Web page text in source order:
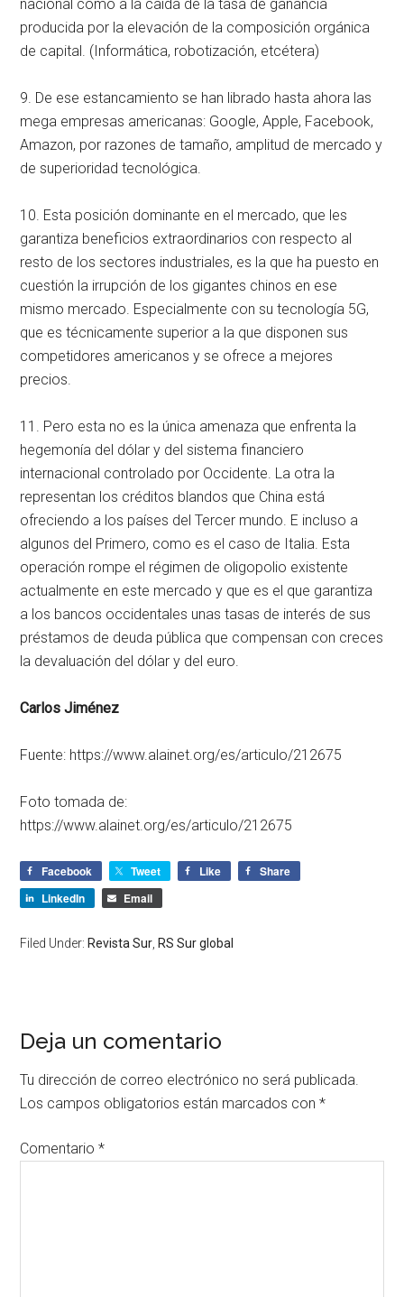
nacional como a la caída de la tasa de ganancia
producida por la elevación de la composición orgánica
de capital. (Informática, robotización, etcétera)
9. De ese estancamiento se han librado hasta ahora las
mega empresas americanas: Google, Apple, Facebook,
Amazon, por razones de tamaño, amplitud de mercado y
de superioridad tecnológica.
10. Esta posición dominante en el mercado, que les
garantiza beneficios extraordinarios con respecto al
resto de los sectores industriales, es la que ha puesto en
cuestión la irrupción de los gigantes chinos en ese
mismo mercado. Especialmente con su tecnología 5G,
que es técnicamente superior a la que disponen sus
competidores americanos y se ofrece a mejores
precios.
11. Pero esta no es la única amenaza que enfrenta la
hegemonía del dólar y del sistema financiero
internacional controlado por Occidente. La otra la
representan los créditos blandos que China está
ofreciendo a los países del Tercer mundo. E incluso a
algunos del Primero, como es el caso de Italia. Esta
operación rompe el régimen de oligopolio existente
actualmente en este mercado y que es el que garantiza
a los bancos occidentales unas tasas de interés de sus
préstamos de deuda pública que compensan con creces
la devaluación del dólar y del euro.
Carlos Jiménez
Fuente: https://www.alainet.org/es/articulo/212675
Foto tomada de:
https://www.alainet.org/es/articulo/212675
Facebook Tweet Like
Share
LinkedIn
Email
Filed Under:Revista Sur ,RS Sur global
Deja un comentario
Tu dirección de correo electrónico no será publicada.
Los campos obligatorios están marcados con*
Comentario*